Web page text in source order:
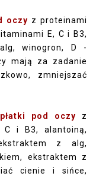
oczy z proteinami
E, C i B3,
winogron, D -
mają za zadanie
zmniejszać
płatki pod oczy z
C i B3, alantoiną,
z alg,
ekstraktem z
cienie i sińce,